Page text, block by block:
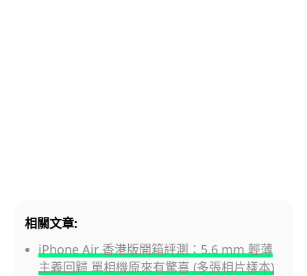
相關文章:
iPhone Air 香港版開箱評測：5.6 mm 輕薄
主義回歸 單相機原來有驚喜 (多張相片樣本)